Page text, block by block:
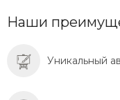
Наши
Уникальный